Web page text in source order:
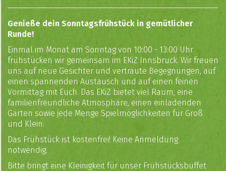
Genieße dein Sonntagsfrühstück in gemütlicher
Runde!
Einmal im Monat am Sonntag von 10:00 - 13:00 Uhr
frühstücken wir gemeinsam im EKiZ Innsbruck. Wir freuen
uns auf neue Gesichter und vertraute Begegnungen, auf
einen spannenden Austausch und auf einen feinen
Vormittag mit Euch. Das EKiZ bietet viel Raum, eine
familienfreundliche Atmosphäre, einen einladenden
Garten sowie jede Menge Spielmöglichkeiten für Groß
und Klein.
Das Frühstück ist kostenfrei! Keine Anmeldung
notwendig.
Bitte bringt eine Kleinigkeit für unser Frühstücksbuffet